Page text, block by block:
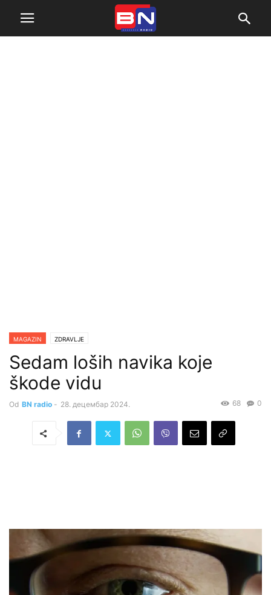
MAGAZIN ZDRAVLJE
Sedam loših navika koje
škode vidu
Od BN radio - 28. децембар 2024. 0
68